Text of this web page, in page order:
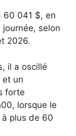
60 041 $, en
journée, selon
2026.
il a oscillé
et un
forte
lorsque le
à plus de 60